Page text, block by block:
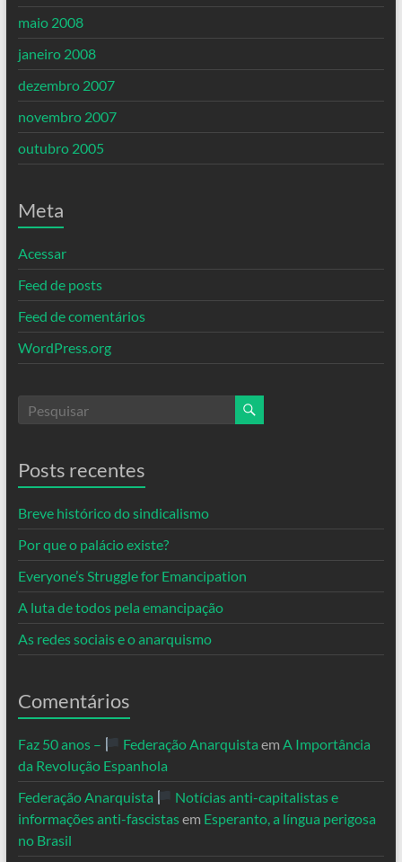
maio 2008
janeiro 2008
dezembro 2007
novembro 2007
outubro 2005
Meta
Acessar
Feed de posts
Feed de comentários
WordPress.org
Posts recentes
Breve histórico do sindicalismo
Por que o palácio existe?
Everyone’s Struggle for Emancipation
A luta de todos pela emancipação
As redes sociais e o anarquismo
Comentários
Faz 50 anos – Federação Anarquista em A Importância
da Revolução Espanhola
Federação Anarquista
Notícias anti-capitalistas e
informações anti-fascistasem Esperanto, a língua perigosa
no Brasil